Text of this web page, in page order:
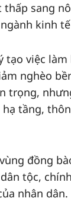
sang
kinh
tạo việc
nghèo
trọng,
tầng,
đồng
tộc,
nhân dân.